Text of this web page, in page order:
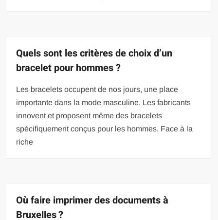
Quels sont les critères de choix d’un
bracelet pour hommes ?
Les bracelets occupent de nos jours, une place
importante dans la mode masculine. Les fabricants
innovent et proposent même des bracelets
spécifiquement conçus pour les hommes. Face à la
riche
Où faire imprimer des documents à
Bruxelles ?